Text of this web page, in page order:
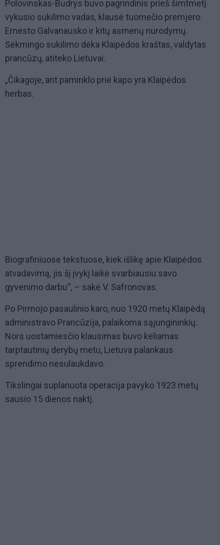
Polovinskas-Budrys buvo pagrindinis prieš šimtmetį
vykusio sukilimo vadas, klausė tuomečio premjero
Ernesto Galvanausko ir kitų asmenų nurodymų.
Sėkmingo sukilimo dėka Klaipėdos kraštas, valdytas
prancūzų, atiteko Lietuvai.
„Čikagoje, ant paminklo prie kapo yra Klaipėdos
herbas.
Biografiniuose tekstuose, kiek išlikę apie Klaipėdos
atvadavimą, jis šį įvykį laikė svarbiausiu savo
gyvenimo darbu“, – sakė V. Safronovas.
Po Pirmojo pasaulinio karo, nuo 1920 metų Klaipėdą
administravo Prancūzija, palaikoma sąjungininkių.
Nors uostamiesčio klausimas buvo keliamas
tarptautinių derybų metu, Lietuva palankaus
sprendimo nesulaukdavo.
Tikslingai suplanuota operacija pavyko 1923 metų
sausio 15 dienos naktį.